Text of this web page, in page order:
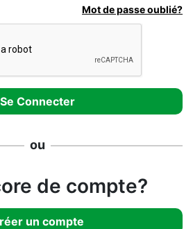
Mot de passe oublié?
ou
de compte?
un compte